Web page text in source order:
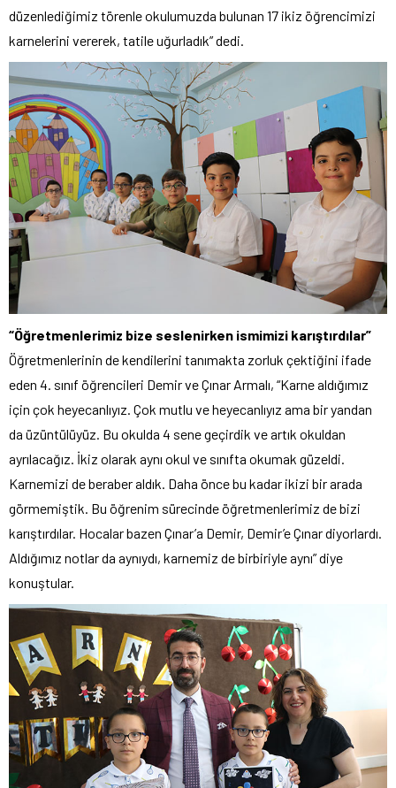
düzenlediğimiz törenle okulumuzda bulunan 17 ikiz öğrencimizi
karnelerini vererek, tatile uğurladık” dedi.
“Öğretmenlerimiz bize seslenirken ismimizi karıştırdılar”
Öğretmenlerinin de kendilerini tanımakta zorluk çektiğini ifade
eden 4. sınıf öğrencileri Demir ve Çınar Armalı, “Karne aldığımız
için çok heyecanlıyız. Çok mutlu ve heyecanlıyız ama bir yandan
da üzüntülüyüz. Bu okulda 4 sene geçirdik ve artık okuldan
ayrılacağız. İkiz olarak aynı okul ve sınıfta okumak güzeldi.
Karnemizi de beraber aldık. Daha önce bu kadar ikizi bir arada
görmemiştik. Bu öğrenim sürecinde öğretmenlerimiz de bizi
karıştırdılar. Hocalar bazen Çınar’a Demir, Demir’e Çınar diyorlardı.
Aldığımız notlar da aynıydı, karnemiz de birbiriyle aynı” diye
konuştular.